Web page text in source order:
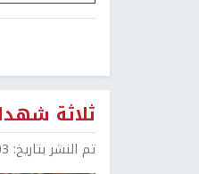
ثلاثة
تم النشر بتاريخ: